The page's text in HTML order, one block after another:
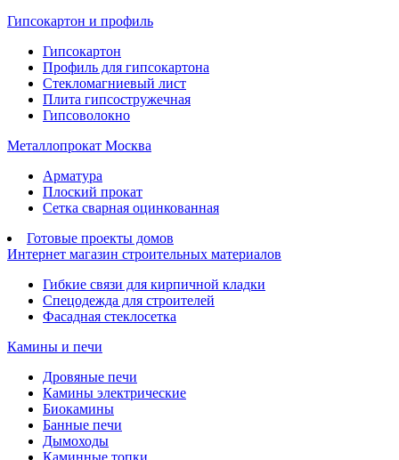
Гипсокартон и профиль
Гипсокартон
Профиль для гипсокартона
Стекломагниевый лист
Плита гипсостружечная
Гипсоволокно
Металлопрокат Москва
Арматура
Плоский прокат
Сетка сварная оцинкованная
Готовые проекты домов
Интернет магазин строительных материалов
Гибкие связи для кирпичной кладки
Спецодежда для строителей
Фасадная стеклосетка
Камины и печи
Дровяные печи
Камины электрические
Биокамины
Банные печи
Дымоходы